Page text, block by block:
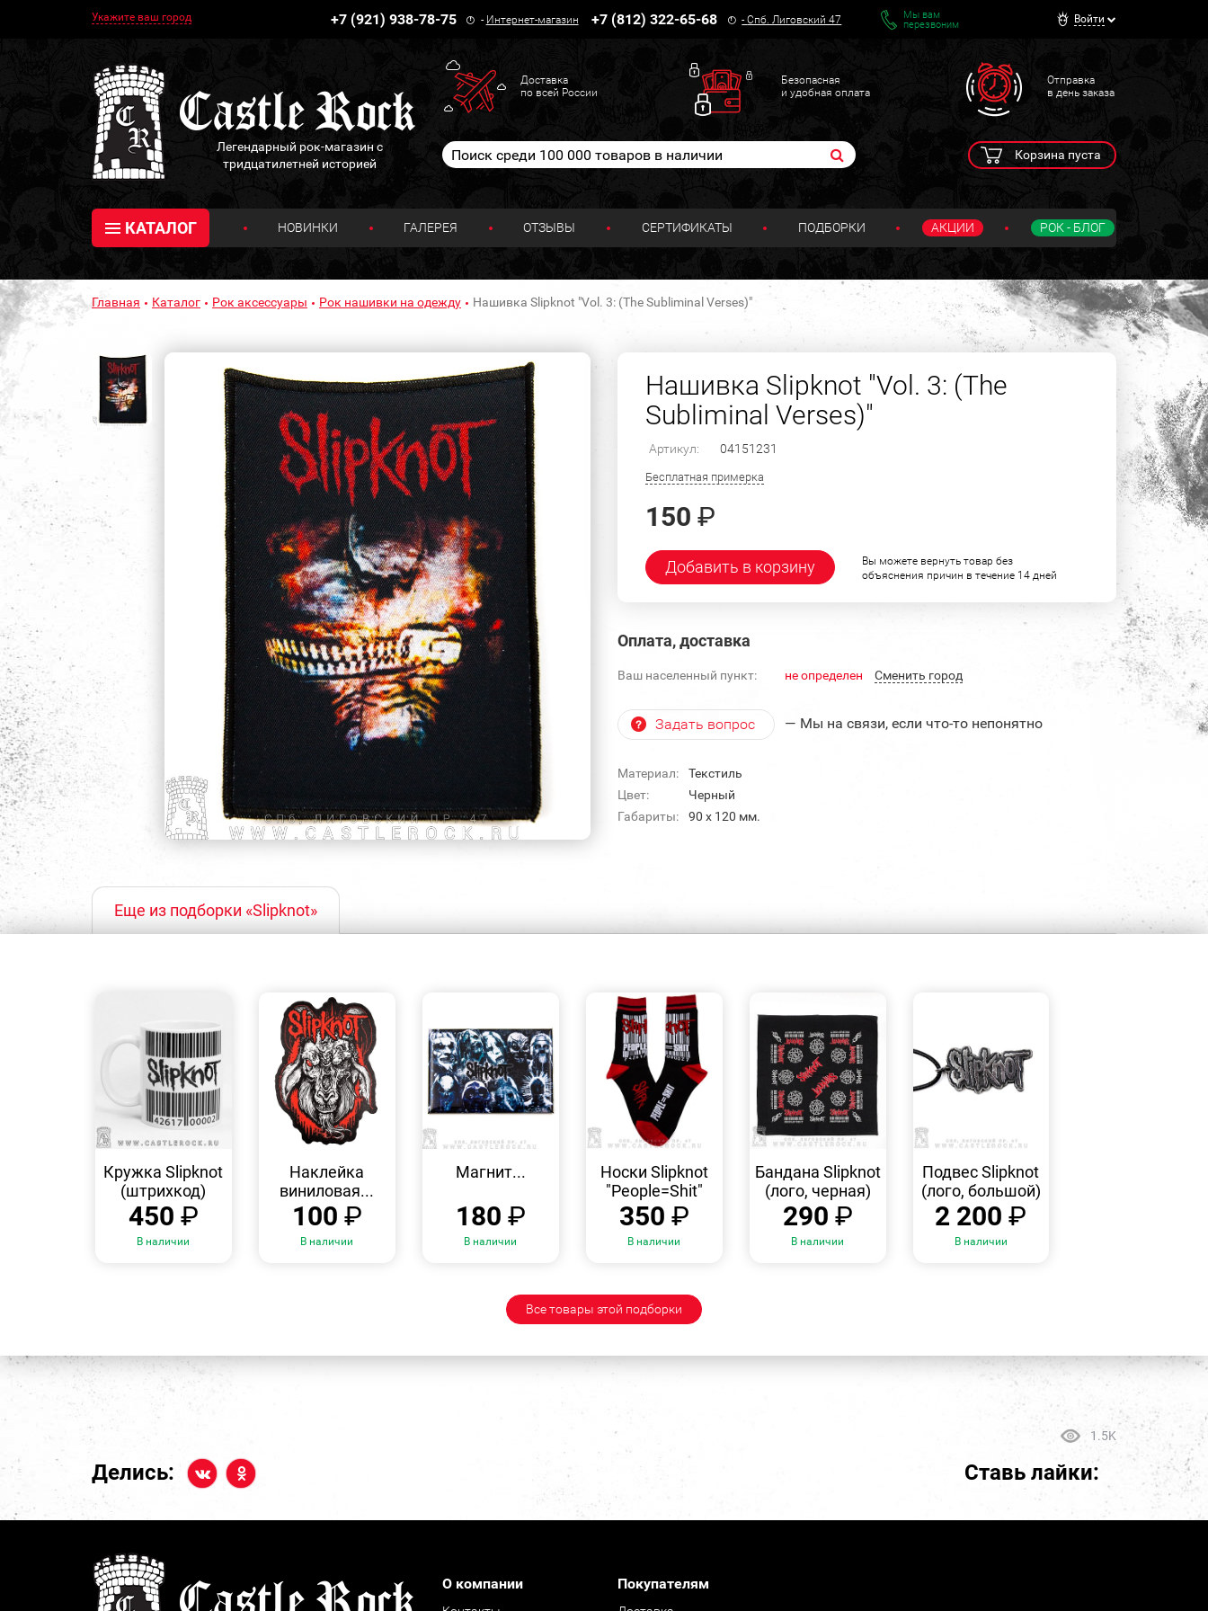
Укажите ваш город +7 (921) 938-78-75 - Интернет-магазин +7 (812) 322-65-68 -Спб. Лиговский 47
Мы вам
перезвоним
Войти
Легендарный рок-магазин с
тридцатилетней историей
Доставка
по всей России
Безопасная
и удобная оплата
Отправка
в день заказа
Корзина пуста
КАТАЛОГ НОВИНКИ ГАЛЕРЕЯ ОТЗЫВЫ СЕРТИФИКАТЫ ПОДБОРКИ АКЦИИ РОК - БЛОГ
Главная Каталог Рок аксессуары Рок нашивки на одежду Нашивка Slipknot "Vol. 3: (The Subliminal Verses)"
Нашивка Slipknot "Vol. 3: (The
Subliminal Verses)"
Артикул: 04151231
Бесплатная примерка
150 ₽
Добавить в корзину
Вы можете вернуть товар без
объяснения причин в течение 14 дней
Оплата, доставка
Ваш населенный пункт: не определен Cменить город
Задать вопрос — Мы на связи, если что-то непонятно
Материал:
Текстиль
Цвет:
Черный
Габариты:
90 х 120 мм.
Еще из подборки «Slipknot»
ПРОСМОТР
Кружка Slipknot
(штрихкод)
450 ₽
В наличии
ПРОСМОТР
Наклейка
виниловая...
100 ₽
В наличии
Магнит...
180 ₽
В наличии
ПРОСМОТР
Носки Slipknot
"People=Shit"
350 ₽
В наличии
ПРОСМОТР
Бандана Slipknot
(лого, черная)
290 ₽
В наличии
ПРОСМОТР
Подвес Slipknot
(лого, большой)
2 200₽
В наличии
Все товары этой подборки
1.5K
Делись: Ставь лайки:
О компании Покупателям